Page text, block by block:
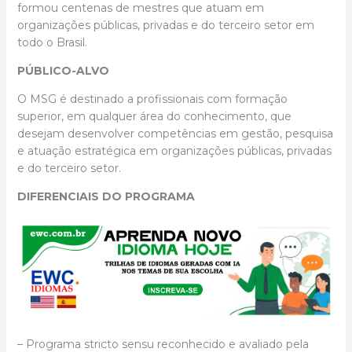
formou centenas de mestres que atuam em
organizações públicas, privadas e do terceiro setor em
todo o Brasil.
PÚBLICO-ALVO
O MSG é destinado a profissionais com formação
superior, em qualquer área do conhecimento, que
desejam desenvolver competências em gestão, pesquisa
e atuação estratégica em organizações públicas, privadas
e do terceiro setor.
DIFERENCIAIS DO PROGRAMA
– Programa stricto sensu reconhecido e avaliado pela